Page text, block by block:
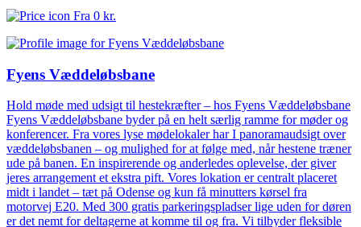
Fra 0 kr.
Fyens Væddeløbsbane
Hold møde med udsigt til hestekræfter – hos Fyens Væddeløbsbane
Fyens Væddeløbsbane byder på en helt særlig ramme for møder og
konferencer. Fra vores lyse mødelokaler har I panoramaudsigt over
væddeløbsbanen – og mulighed for at følge med, når hestene træner
ude på banen. En inspirerende og anderledes oplevelse, der giver
jeres arrangement et ekstra pift. Vores lokation er centralt placeret
midt i landet – tæt på Odense og kun få minutters kørsel fra
motorvej E20. Med 300 gratis parkeringspladser lige uden for døren
er det nemt for deltagerne at komme til og fra. Vi tilbyder fleksible